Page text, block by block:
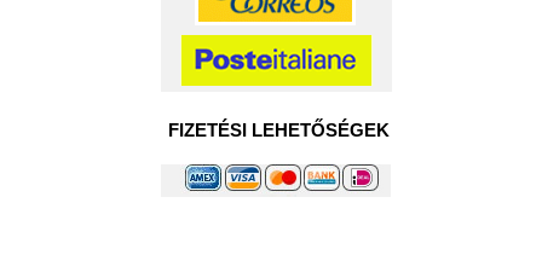
FIZETÉSI LEHETŐSÉGEK